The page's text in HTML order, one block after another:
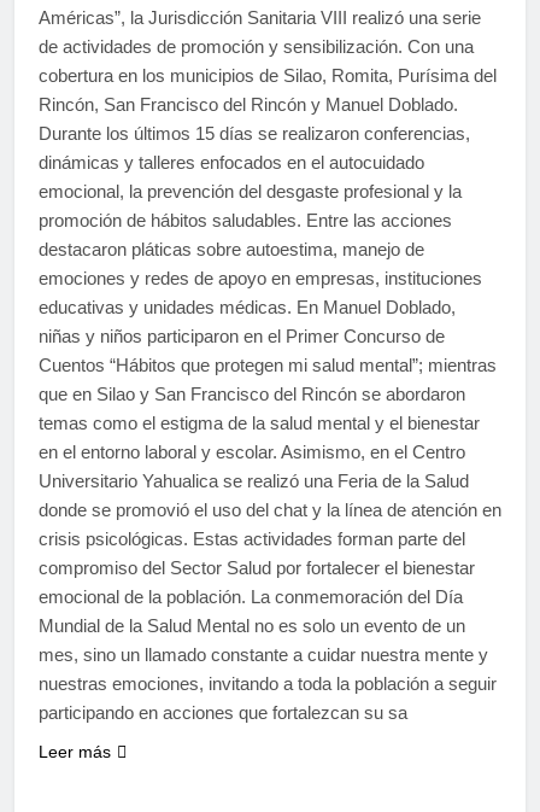
Américas”, la Jurisdicción Sanitaria VIII realizó una serie
de actividades de promoción y sensibilización. Con una
cobertura en los municipios de Silao, Romita, Purísima del
Rincón, San Francisco del Rincón y Manuel Doblado.
Durante los últimos 15 días se realizaron conferencias,
dinámicas y talleres enfocados en el autocuidado
emocional, la prevención del desgaste profesional y la
promoción de hábitos saludables. Entre las acciones
destacaron pláticas sobre autoestima, manejo de
emociones y redes de apoyo en empresas, instituciones
educativas y unidades médicas. En Manuel Doblado,
niñas y niños participaron en el Primer Concurso de
Cuentos “Hábitos que protegen mi salud mental”; mientras
que en Silao y San Francisco del Rincón se abordaron
temas como el estigma de la salud mental y el bienestar
en el entorno laboral y escolar. Asimismo, en el Centro
Universitario Yahualica se realizó una Feria de la Salud
donde se promovió el uso del chat y la línea de atención en
crisis psicológicas. Estas actividades forman parte del
compromiso del Sector Salud por fortalecer el bienestar
emocional de la población. La conmemoración del Día
Mundial de la Salud Mental no es solo un evento de un
mes, sino un llamado constante a cuidar nuestra mente y
nuestras emociones, invitando a toda la población a seguir
participando en acciones que fortalezcan su sa
Leer más